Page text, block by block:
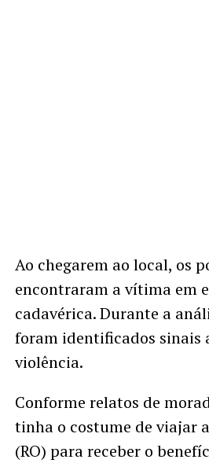
Ao chegarem ao local, os
encontraram a vítima em
cadavérica. Durante a
foram identificados sinais
violência.
Conforme relatos de
tinha o costume de viajar
(RO) para receber o